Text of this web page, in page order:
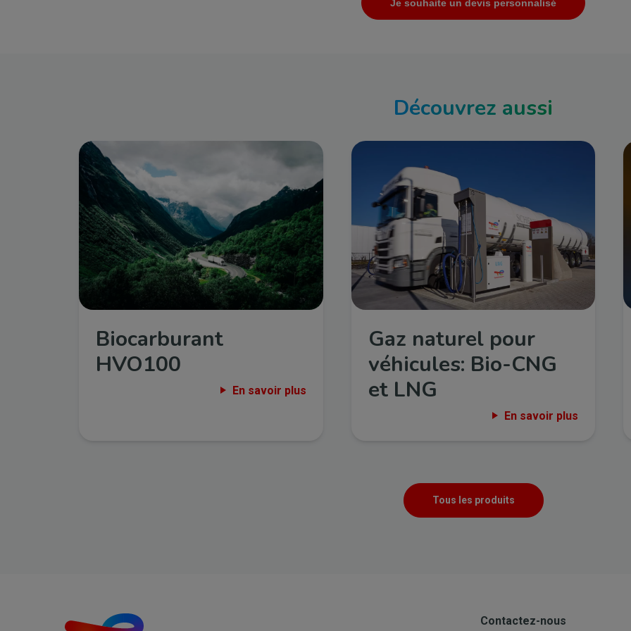
Je souhaite un devis personnalisé
Découvrez aussi
Image
Biocarburant
HVO100
En savoir plus
Image
Gaz naturel pour
véhicules: Bio-CNG
et LNG
En savoir plus
Tous les produits
Contactez-nous